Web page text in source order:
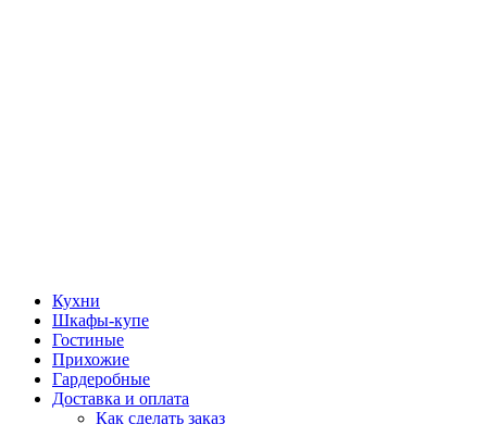
Кухни
Шкафы-купе
Гостиные
Прихожие
Гардеробные
Доставка и оплата
Как сделать заказ